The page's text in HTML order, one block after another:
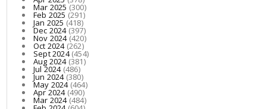
Mar 2025 (300)
Feb 2025 (291)
Jan 2025 (418)
Dec 2024(397)
Nov 2024(420)
Oct 2024(262)
Sept 2024(454)
Aug 2024(381)
Jul 2024(486)
Jun 2024(380)
May 2024(464)
Apr 2024(490)
Mar 2024(484)